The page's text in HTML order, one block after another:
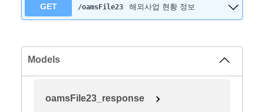
GET /oamsFile23 해외사업 현황 정보
Models
oamsFile23_response